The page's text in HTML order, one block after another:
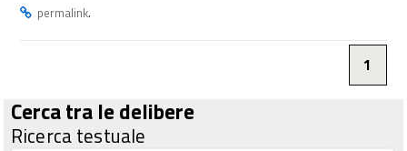
permalink.
1
Cerca tra le delibere
Ricerca testuale